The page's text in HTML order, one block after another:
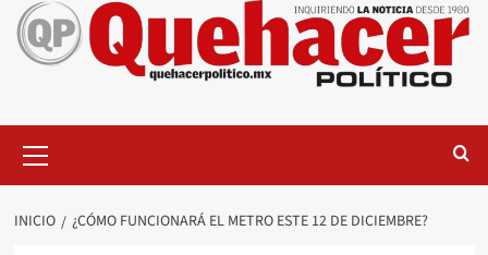
principal
INICIO ¿CÓMO FUNCIONARÁ EL METRO ESTE 12 DE DICIEMBRE?